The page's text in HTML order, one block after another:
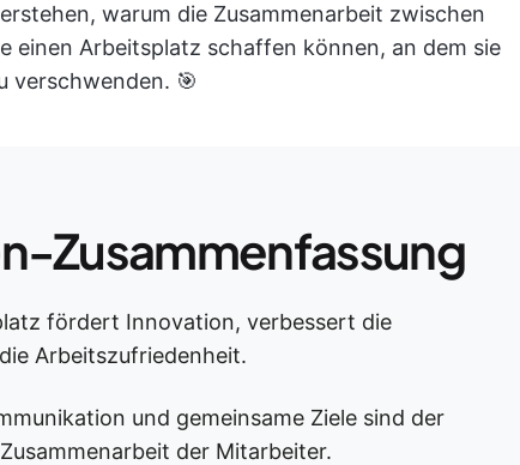
warum die Zusammenarbeit zwischen
einen Arbeitsplatz schaffen können, an dem sie
verschwenden. 🎯
Zusammenfassung
fördert Innovation, verbessert die
Arbeitszufriedenheit.
und gemeinsame Ziele sind der
der Mitarbeiter.